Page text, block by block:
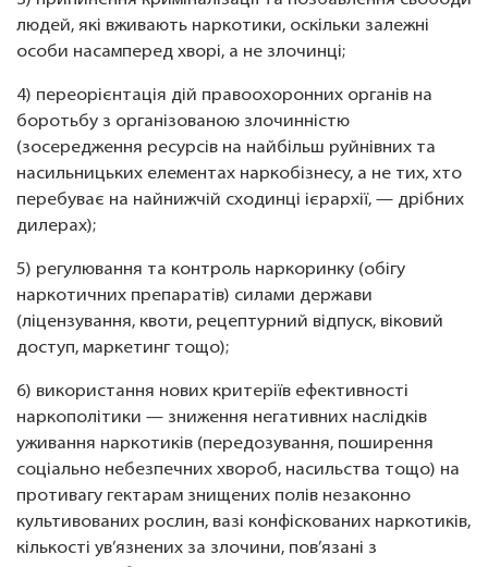
людей, які вживають наркотики, оскільки залежні
особи насамперед хворі, а не злочинці;
4) переорієнтація дій правоохоронних органів на
боротьбу з організованою злочинністю
(зосередження ресурсів на найбільш руйнівних та
насильницьких елементах наркобізнесу, а не тих, хто
перебуває на найнижчій сходинці ієрархії, — дрібних
дилерах);
5) регулювання та контроль наркоринку (обігу
наркотичних препаратів) силами держави
(ліцензування, квоти, рецептурний відпуск, віковий
доступ, маркетинг тощо);
6) використання нових критеріїв ефективності
наркополітики — зниження негативних наслідків
уживання наркотиків (передозування, поширення
соціально небезпечних хвороб, насильства тощо) на
противагу гектарам знищених полів незаконно
культивованих рослин, вазі конфіскованих наркотиків,
кількості ув’язнених за злочини, пов’язані з